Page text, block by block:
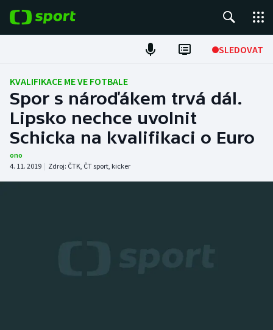
SLEDOVAT
Fotbal
Hokej
Tenis
Atletika
KVALIFIKACE ME VE FOTBALE
Spor s nároďákem trvá dál.
Lipsko nechce uvolnit
Schicka na kvalifikaci o Euro
ono
4. 11. 2019 | Zdroj: ČTK, ČT sport, kicker